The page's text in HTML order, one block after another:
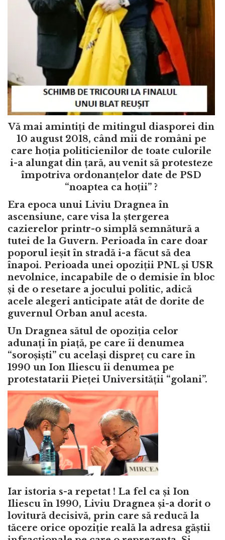
Vă mai amintiți de mitingul diasporei din
10 august 2018, când mii de români pe
care hoția politicienilor de toate culorile
i-a alungat din țară, au venit să protesteze
împotriva ordonanțelor date de PSD
“noaptea ca hoții” ?
Era epoca unui Liviu Dragnea în
ascensiune, care visa la ștergerea
cazierelor printr-o simplă semnătură a
tutei de la Guvern. Perioada în care doar
poporul ieșit în stradă i-a făcut să dea
înapoi. Perioada unei opoziții PNL și USR
nevolnice, incapabile de o demisie în bloc
și de o resetare a jocului politic, adică
acele alegeri anticipate atât de dorite de
guvernul Orban anul acesta.
Un Dragnea sătul de opoziția celor
adunați în piață, pe care îi denumea
“soroșiști” cu același dispreț cu care în
1990 un Ion Iliescu îi denumea pe
protestatarii Pieței Universității “golani”.
Iar istoria s-a repetat ! La fel ca și Ion
Iliescu în 1990, Liviu Dragnea și-a dorit o
lovitură decisivă, prin care să reducă la
tăcere orice opoziție reală la adresa găștii